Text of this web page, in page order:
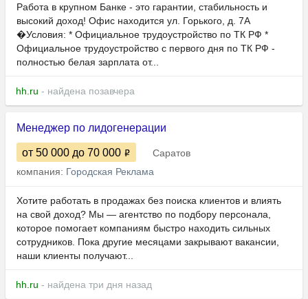
Работа в крупном Банке - это гарантии, стабильность и
высокий доход! Офис находится ул. Горького, д. 7А
�Условия: * Официальное трудоустройство по ТК РФ *
Официальное трудоустройство с первого дня по ТК РФ -
полностью белая зарплата от...
hh.ru - найдена позавчера
Менеджер по лидогенерации
от 50 000 до 70 000
Саратов
компания: Городская Реклама
Хотите работать в продажах без поиска клиентов и влиять
на свой доход? Мы — агентство по подбору персонала,
которое помогает компаниям быстро находить сильных
сотрудников. Пока другие месяцами закрывают вакансии,
наши клиенты получают...
hh.ru - найдена три дня назад